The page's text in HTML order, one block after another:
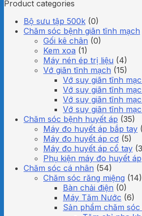
Product categories
Bộ sưu tập 500k (0)
Chăm sóc bệnh giãn tĩnh mạch
Gối kê chân (0)
Kem xoa (1)
Máy nén ép trị liệu (4)
Vớ giãn tĩnh mạch (15)
Vớ suy giãn tĩnh
Vớ suy giãn tĩnh
Vớ suy giãn tĩnh
Vớ suy giãn tĩnh
Chăm sóc bệnh huyết áp (35)
Máy đo huyết áp bắp tay
Máy đo huyết áp cơ (5)
Máy đo huyết áp cổ tay
Phụ kiện máy đo huyết áp
Chăm sóc cá nhân (54)
Chăm sóc răng miệng (14)
Bàn chải điện (0)
Máy Tăm Nước (6)
Sản phẩm chăm